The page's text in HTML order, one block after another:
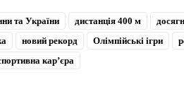
та України дистанція 400 м
новий рекорд Олімпійські ігри
кар’єра